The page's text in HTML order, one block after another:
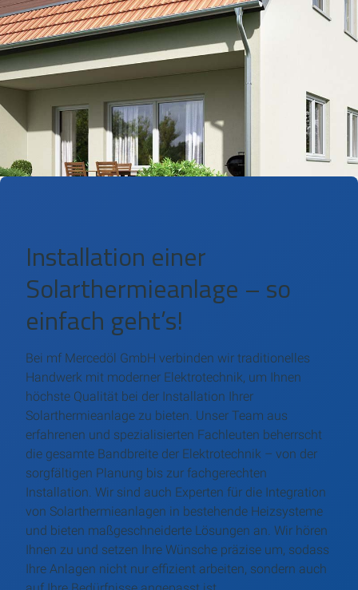
Installation einer
Solarthermieanlage – so
einfach geht’s!
Bei mf Mercedöl GmbH verbinden wir traditionelles
Handwerk mit moderner Elektrotechnik, um Ihnen
höchste Qualität bei der Installation Ihrer
Solarthermieanlage zu bieten. Unser Team aus
erfahrenen und spezialisierten Fachleuten beherrscht
die gesamte Bandbreite der Elektrotechnik – von der
sorgfältigen Planung bis zur fachgerechten
Installation. Wir sind auch Experten für die Integration
von Solarthermieanlagen in bestehende Heizsysteme
und bieten maßgeschneiderte Lösungen an. Wir hören
Ihnen zu und setzen Ihre Wünsche präzise um, sodass
Ihre Anlagen nicht nur effizient arbeiten, sondern auch